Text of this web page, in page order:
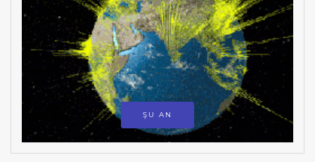
ŞU AN